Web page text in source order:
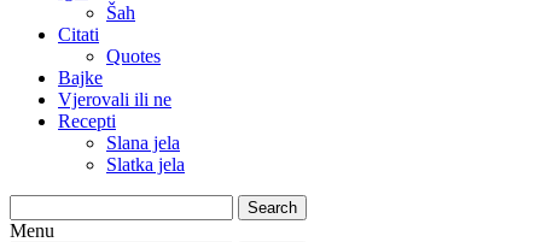
Šah
Citati
Quotes
Bajke
Vjerovali ili ne
Recepti
Slana jela
Slatka jela
Search
Menu